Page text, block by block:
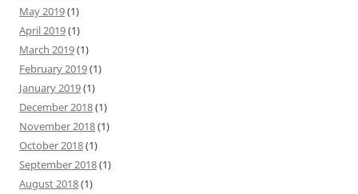
May 2019(1)
April 2019(1)
March 2019(1)
February 2019(1)
January 2019(1)
December 2018(1)
November 2018(1)
October 2018(1)
September 2018(1)
August 2018(1)